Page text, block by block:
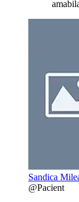
Sandica
@Pacient